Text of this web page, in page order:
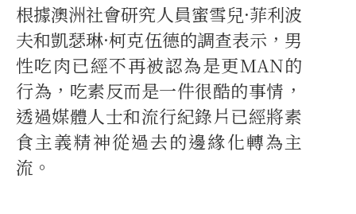
根據澳洲社會研究人員蜜雪兒·菲利波
夫和凱瑟琳·柯克伍德的調查表示，男
性吃肉已經不再被認為是更MAN的
行為，吃素反而是一件很酷的事情，
透過媒體人士和流行紀錄片已經將素
食主義精神從過去的邊緣化轉為主
流。